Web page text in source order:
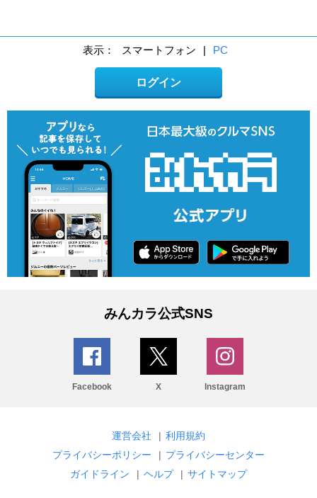
表示： スマートフォン | PC
ログイン
みんカラ公式SNS
Facebook X Instagram
運営会社 | 利用規約
プライバシーポリシー
| プライバシーセンター
ガイドライン
| ヘルプ | サイトマップ